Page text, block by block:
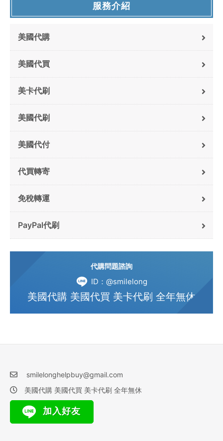
服務介紹
美國代購
美國代買
美卡代刷
美國代刷
美國代付
代買轉寄
免稅轉運
PayPal代刷
代購問題諮詢
ID：@smilelong
美國代購 美國代買 美卡代刷 全年無休
smilelonghelpbuy@gmail.com
美國代購 美國代買 美卡代刷 全年無休
加入好友